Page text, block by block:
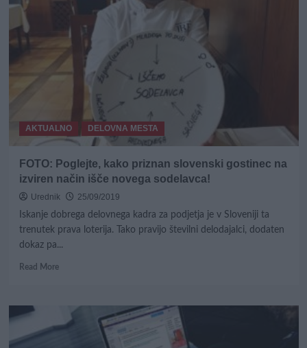
delovna
AKTUALNO DELOVNA MESTA
FOTO: Poglejte, kako priznan slovenski gostinec na
izviren način išče novega sodelavca!
Urednik
25/09/2019
Iskanje dobrega delovnega kadra za podjetja je v Sloveniji ta
trenutek prava loterija. Tako pravijo številni delodajalci, dodaten
dokaz pa...
Read MoreRead
FOTO: